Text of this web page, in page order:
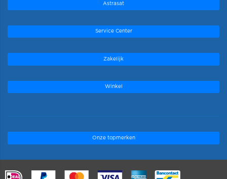
Astrasat
Service Center
Zakelijk
Winkel
Onze topmerken
.